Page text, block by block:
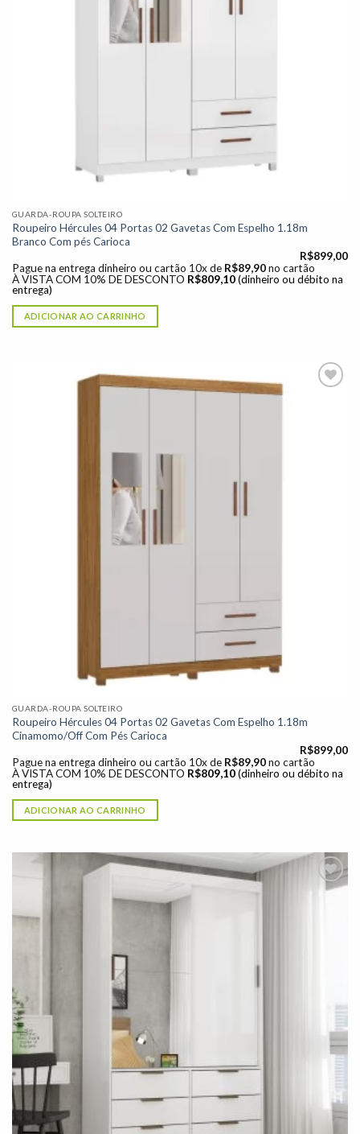
GUARDA-ROUPA SOLTEIRO
Roupeiro Hércules 04 Portas 02 Gavetas Com Espelho 1.18m
Branco Com pés Carioca
R$899,00
Pague na entrega dinheiro ou cartão 10x de R$89,90 no cartão
À VISTA COM 10% DE DESCONTO R$809,10 (dinheiro ou débito na
entrega)
ADICIONAR AO CARRINHO
GUARDA-ROUPA SOLTEIRO
Roupeiro Hércules 04 Portas 02 Gavetas Com Espelho 1.18m
Cinamomo/Off Com Pés Carioca
R$899,00
Pague na entrega dinheiro ou cartão 10x de R$89,90 no cartão
À VISTA COM 10% DE DESCONTO R$809,10 (dinheiro ou débito na
entrega)
ADICIONAR AO CARRINHO